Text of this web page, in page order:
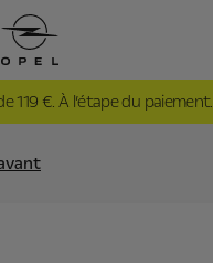
119 €. À l’étape du paiement.